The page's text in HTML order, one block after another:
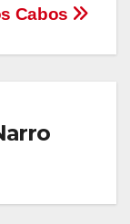
Cabos